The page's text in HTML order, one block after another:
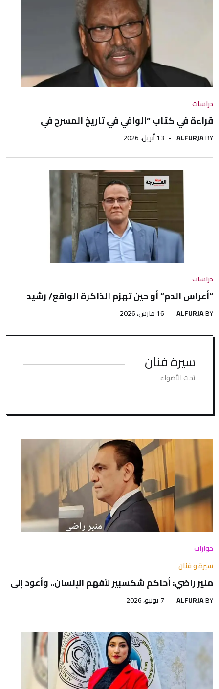
دراسات
قراءة في كتاب “الوافي في تاريخ المسرح في
BY
ALFURJA 13 أبريل، 2026
دراسات
“أعراس الدم” أو حين تهزم الذاكرة الواقع/ رشيد
BY
ALFURJA 16 مارس، 2026
سيرة فنان
تحت الأضواء
حوارات
سيرة و فنان
منير راضي: أحاكم شكسبير لأفهم الإنسان.. وأعود إلى
BY
ALFURJA 7 يونيو، 2026